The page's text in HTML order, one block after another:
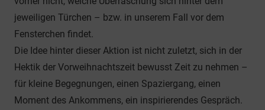
jeweiligen Türchen – bzw. in unserem Fall vor dem
Fensterchen findet.
Die Idee hinter dieser Aktion ist nicht zuletzt, sich in der
Hektik der Vorweihnachtszeit bewusst Zeit zu nehmen –
für kleine Begegnungen, einen Spaziergang, einen
Moment des Ankommens, ein inspirierendes Gespräch.